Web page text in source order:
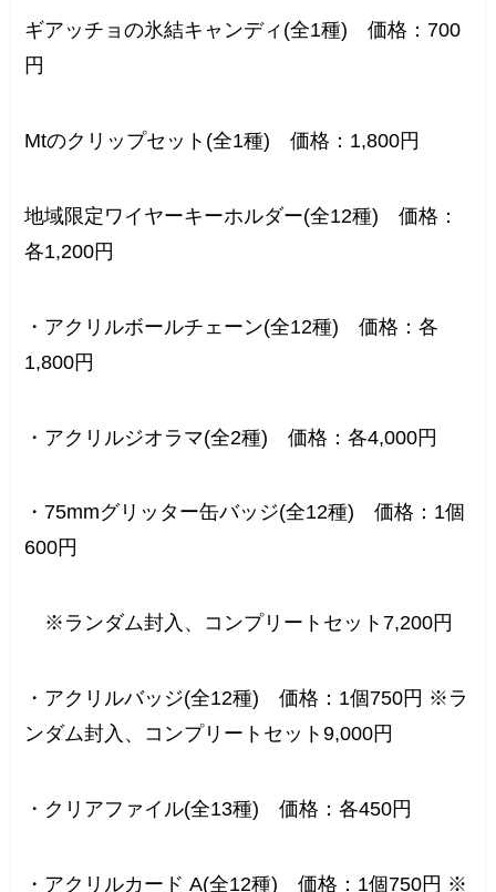
ギアッチョの氷結キャンディ(全1種) 価格：700
円
Mtのクリップセット(全1種) 価格：1,800円
地域限定ワイヤーキーホルダー(全12種) 価格：
各1,200円
・アクリルボールチェーン(全12種) 価格：各
1,800円
・アクリルジオラマ(全2種) 価格：各4,000円
・75mmグリッター缶バッジ(全12種) 価格：1個
600円
※ランダム封入、コンプリートセット7,200円
・アクリルバッジ(全12種) 価格：1個750円 ※ラ
ンダム封入、コンプリートセット9,000円
・クリアファイル(全13種) 価格：各450円
・アクリルカード A(全12種) 価格：1個750円 ※